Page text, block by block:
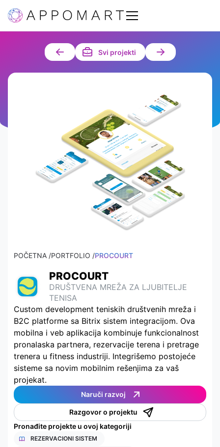
Svi projekti
POČETNA /PORTFOLIO /PROCOURT
PROCOURT
DRUŠTVENA MREŽA ZA LJUBITELJE
TENISA
Custom development teniskih društvenih mreža i
B2C platforme sa Bitrix sistem integracijom. Ova
mobilna i veb aplikacija kombinuje funkcionalnost
pronalaska partnera, rezervacije terena i pretrage
trenera u fitness industriji. Integrišemo postojeće
sisteme sa novim mobilnim rešenjima za vaš
projekat.
Naruči razvoj
Razgovor o projektu
Pronađite projekte u ovoj kategoriji
REZERVACIONI SISTEM